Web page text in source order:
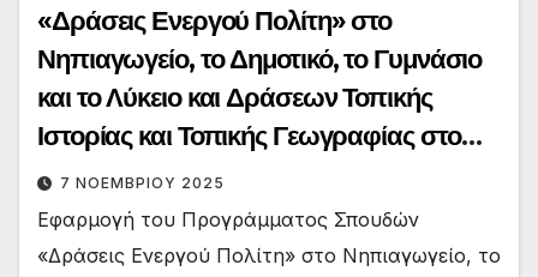
«Δράσεις Ενεργού Πολίτη» στο
Νηπιαγωγείο, το Δημοτικό, το Γυμνάσιο
και το Λύκειο και Δράσεων Τοπικής
Ιστορίας και Τοπικής Γεωγραφίας στο
Δημοτικό και το Γυμνάσιο
7 ΝΟΕΜΒΡΊΟΥ 2025
Εφαρμογή του Προγράμματος Σπουδών
«Δράσεις Ενεργού Πολίτη» στο Νηπιαγωγείο, το